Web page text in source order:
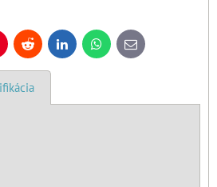
Reddit LinkedInWhatsApp
E-
mail